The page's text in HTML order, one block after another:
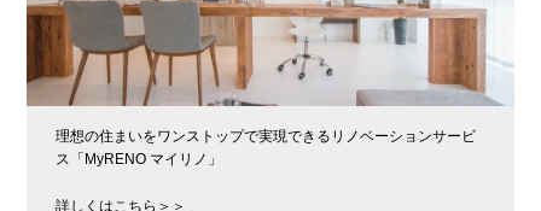
理想の住まいをワンストップで実現できるリノベーションサービ
ス「MyRENO マイリノ」
詳しくはこちら＞＞